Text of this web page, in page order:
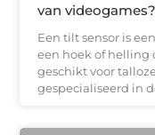
van videogames?
Een tilt sensor is
een hoek of helling
geschikt voor
gespecialiseerd in